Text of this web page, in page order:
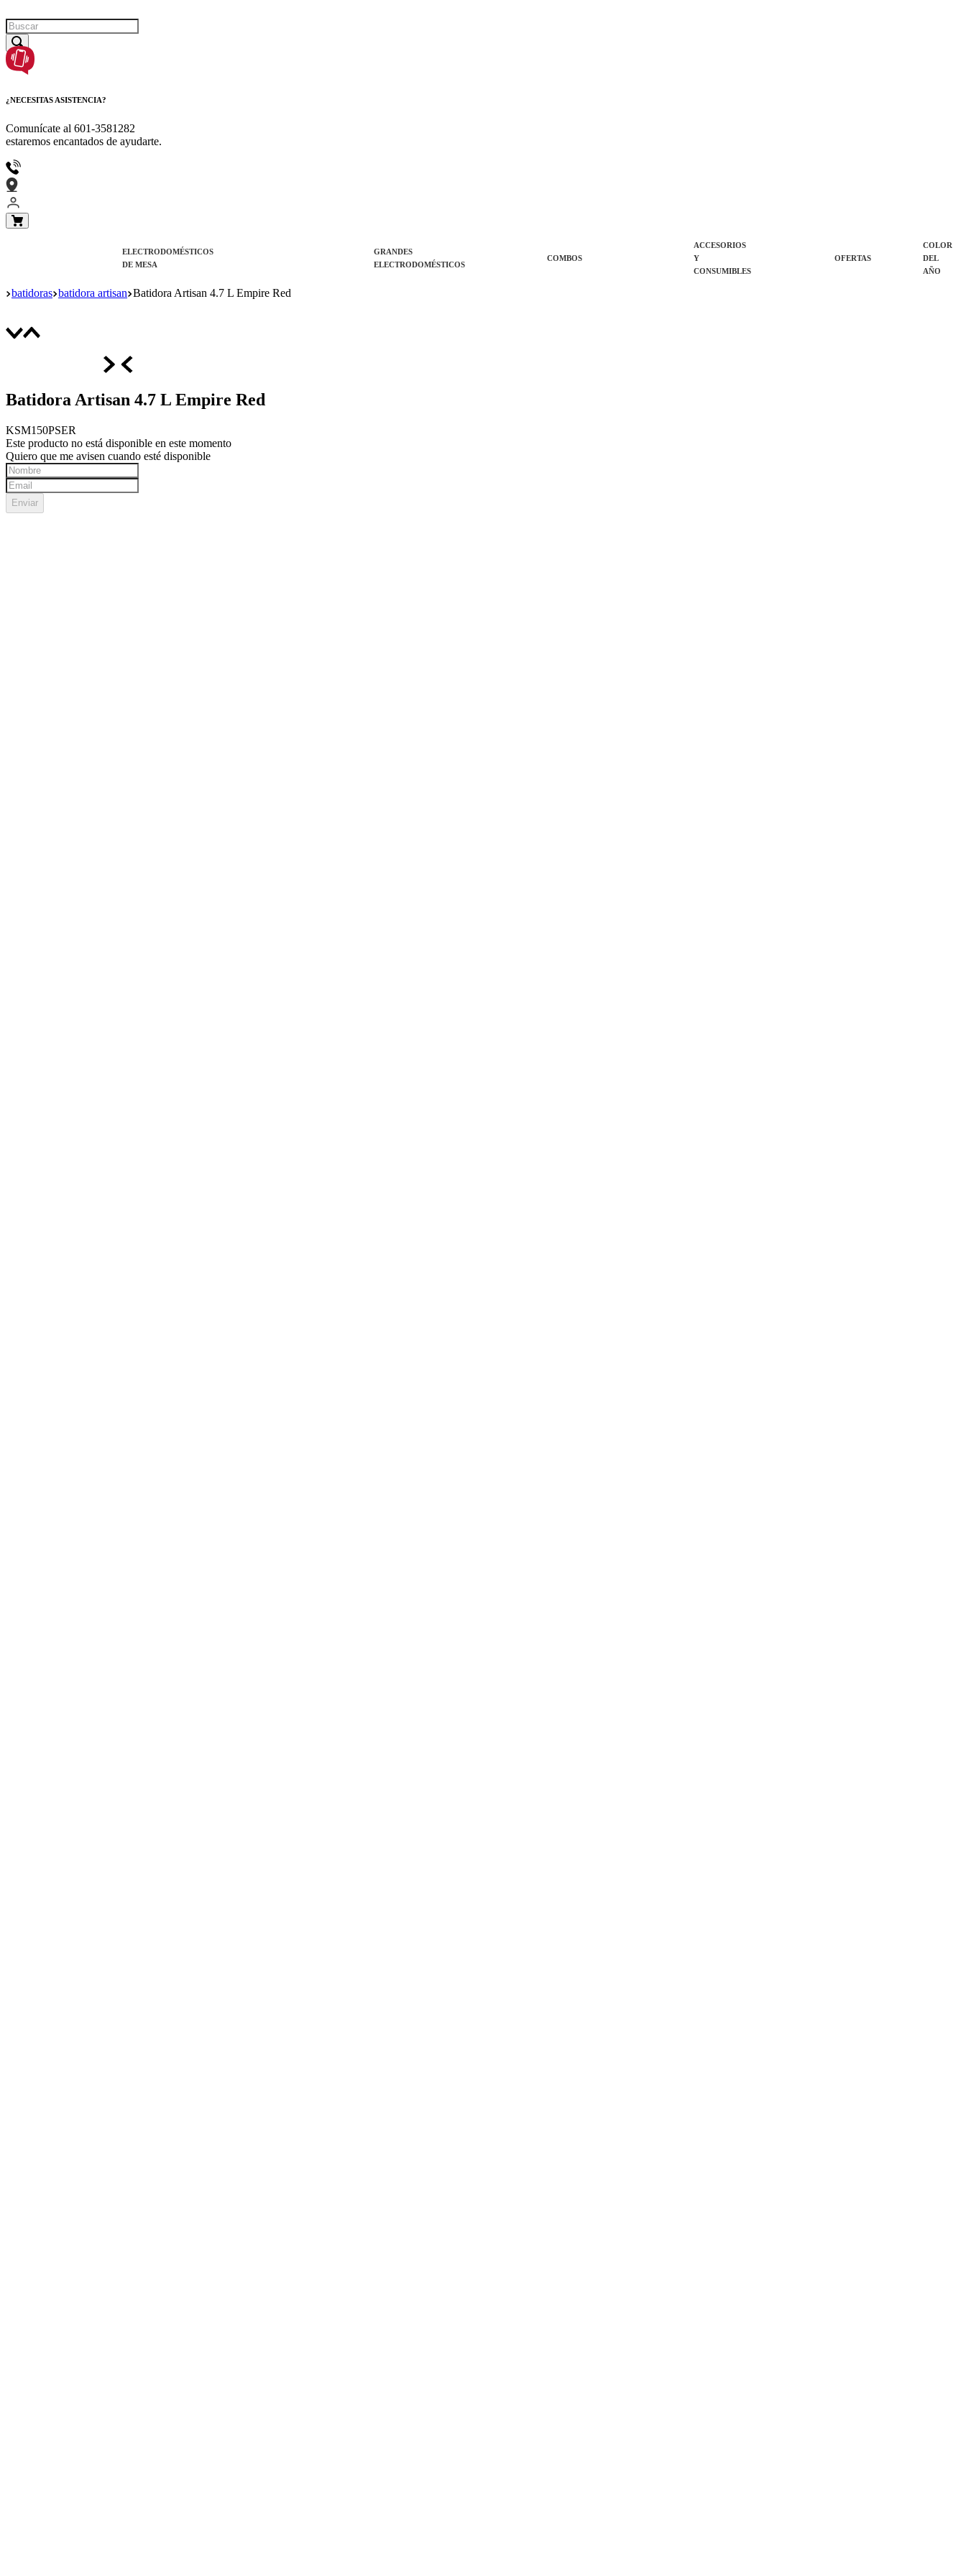
¿NECESITAS ASISTENCIA?
Comunícate al 601-3581282
estaremos encantados de ayudarte.
ELECTRODOMÉSTICOS
DE MESA
GRANDES
ELECTRODOMÉSTICOS
COMBOS
ACCESORIOS
Y
CONSUMIBLES
OFERTAS
COLOR
DEL
AÑO
batidoras batidora artisan Batidora Artisan 4.7 L Empire Red
Batidora Artisan 4.7 L Empire Red
KSM150PSER
Este producto no está disponible en este momento
Quiero que me avisen cuando esté disponible
Enviar